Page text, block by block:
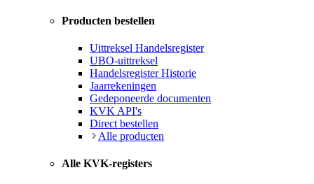
Producten bestellen
Uittreksel Handelsregister
UBO-uittreksel
Handelsregister Historie
Jaarrekeningen
Gedeponeerde documenten
KVK API's
Direct bestellen
Alle producten
Alle KVK-registers